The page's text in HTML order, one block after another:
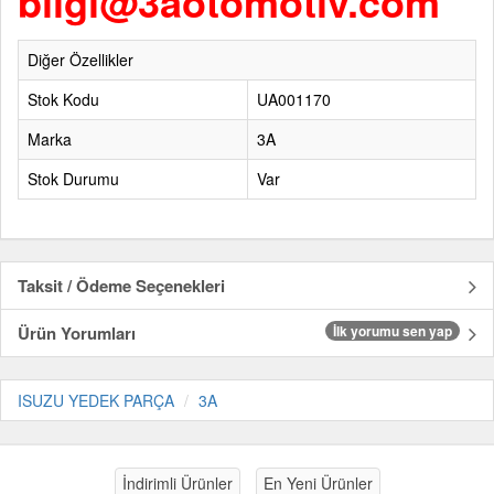
Diğer Özellikler
Stok Kodu
UA001170
Marka
3A
Stok Durumu
Var
Taksit / Ödeme Seçenekleri
Ürün Yorumları
İlk yorumu sen yap
ISUZU YEDEK PARÇA 3A
İndirimli Ürünler En Yeni Ürünler